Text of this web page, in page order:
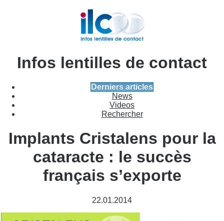
Infos lentilles de contact
Derniers articles
News
Videos
Rechercher
Implants Cristalens pour la
cataracte : le succès
français s’exporte
22.01.2014